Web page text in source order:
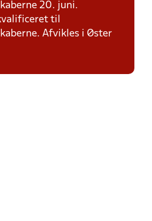
20. juni.
til
Afvikles i Øster